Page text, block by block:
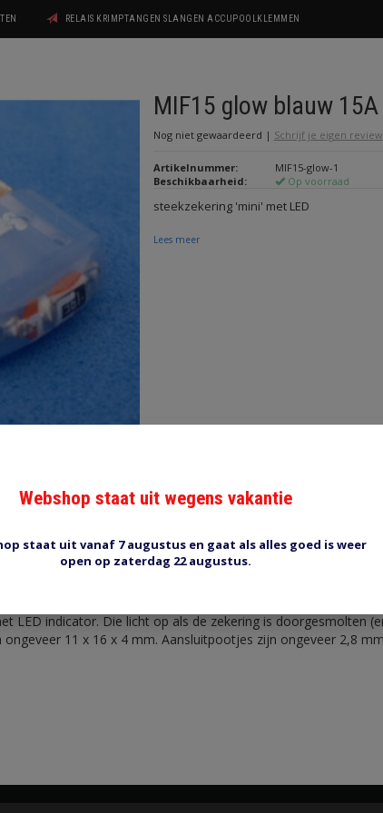
RELAIS KRIMPTANGEN SLANGEN ACCUPOOLKLEMMEN
MIF15 glow blauw 15A
Nog niet gewaardeerd | Schrijf je eigen review
Artikelnummer:
MIF15-glow-1
Beschikbaarheid:
Op voorraad
steekzekering 'mini' met LED
Lees meer
LED indicator. Die licht op als de zekering is doorgesmolten
11 x 16 x 4 mm. Aansluitpootjes zijn ongeveer 2,8
Webshop staat uit wegens vakantie
staat uit vanaf 7 augustus en gaat als alles goed is weer
open op zaterdag 22 augustus.